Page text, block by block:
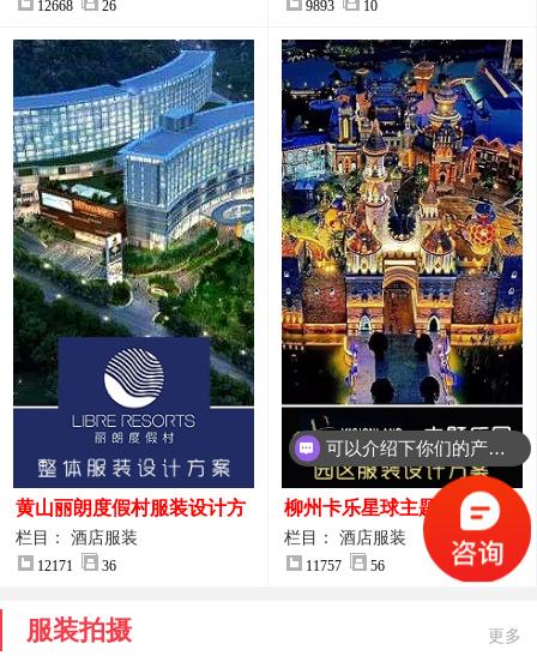
12668 26 9893 10
黄山丽朗度假村服装设计方
案
栏目： 酒店服装
12171 36
柳州卡乐星球主题乐园园区
服装设计方案
栏目： 酒店服装
11757 56
服装拍摄 更多
可以介绍下你们的产品么？
你们是怎么收费的呢？